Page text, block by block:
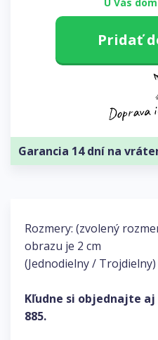
Rozmery: (zvolený
obrazu je 2 cm
(Jednodielny /
Kľudne si objednajte
885.
U Vás
Pridať
Garancia 14 dní na